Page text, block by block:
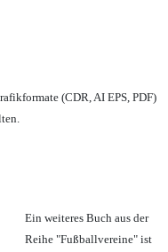
(CDR, AI EPS, PDF)
Ein weiteres Buch aus der
Reihe "Fußballvereine" ist